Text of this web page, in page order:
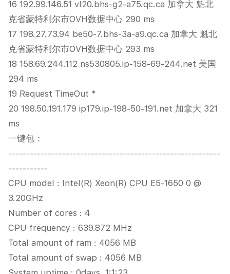
16 192.99.146.51 vl20.bhs-g2-a75.qc.ca 加拿大 魁北
克省蒙特利尔市OVH数据中心 290 ms
17 198.27.73.94 be50-7.bhs-3a-a9.qc.ca 加拿大 魁北
克省蒙特利尔市OVH数据中心 293 ms
18 158.69.244.112 ns530805.ip-158-69-244.net 美国
294 ms
19 Request TimeOut *
20 198.50.191.179 ip179.ip-198-50-191.net 加拿大 321
ms
一键包：
-----------------------------------------------------------
-----------
CPU model : Intel(R) Xeon(R) CPU E5-1650 0 @
3.20GHz
Number of cores : 4
CPU frequency : 639.872 MHz
Total amount of ram : 4056 MB
Total amount of swap : 4056 MB